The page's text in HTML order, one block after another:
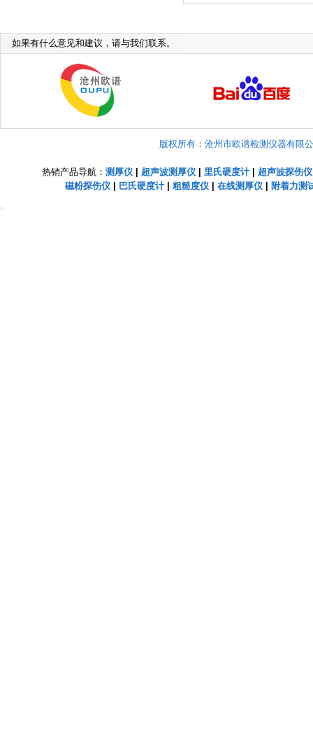
如果有什么意见和建议，请与我们联系。
版权所有：沧州市欧谱检测仪器有限
热销产品导航： 测厚仪 超声波测厚仪 里氏硬度计| 超声波探伤仪
磁粉探伤仪| 巴氏硬度计| 粗糙度仪| 在线测厚仪| 附着力测